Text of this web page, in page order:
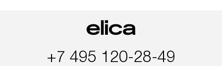
+7 495 120-28-49